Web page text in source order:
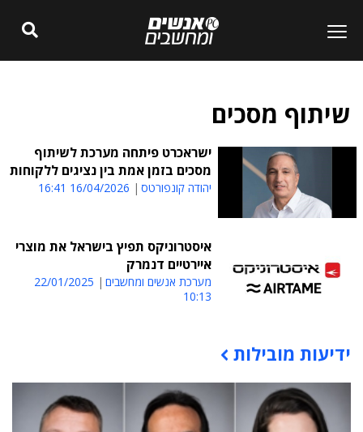
שיתוף מסכים
ישראכרט פיתחה מערכת לשיתוף
מסכים בזמן אמת בין נציגים ללקוחות
יהודה קונפורטס 16/04/2026 16:41
איסטרוניקס תפיץ בישראל את מוצרי
איירטיים דנמרק
מערכת אנשים ומחשבים
22/01/2025
10:13
תוכן פרסומי
ידיעות מובילות